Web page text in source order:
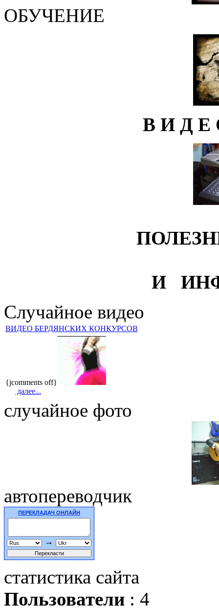
ОБУЧЕНИЕ
В И Д
И
Случайное видео
ВИДЕО БЕРДЯНСКИХ КОНКУРСОВ
{jcomments off}
далее...
случайное фото
автопереводчик
ПЕРЕКЛАДАЧ ОНЛАЙН
→
статистика сайта
Пользователи : 4